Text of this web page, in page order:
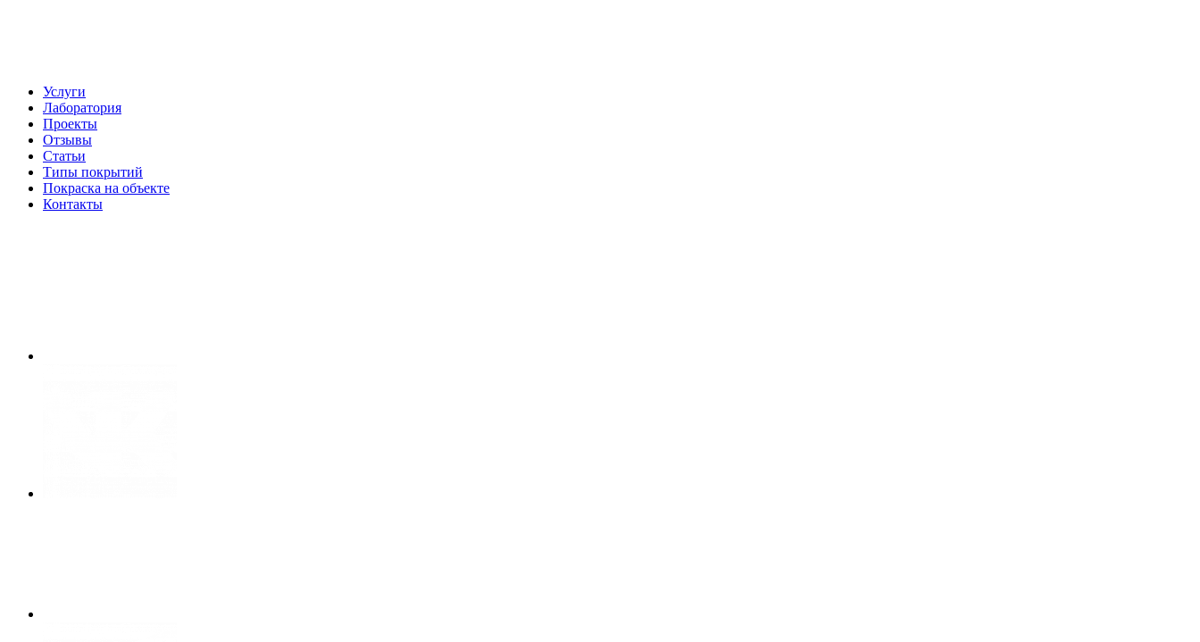
Услуги
Лаборатория
Проекты
Отзывы
Статьи
Типы покрытий
Покраска на объекте
Контакты